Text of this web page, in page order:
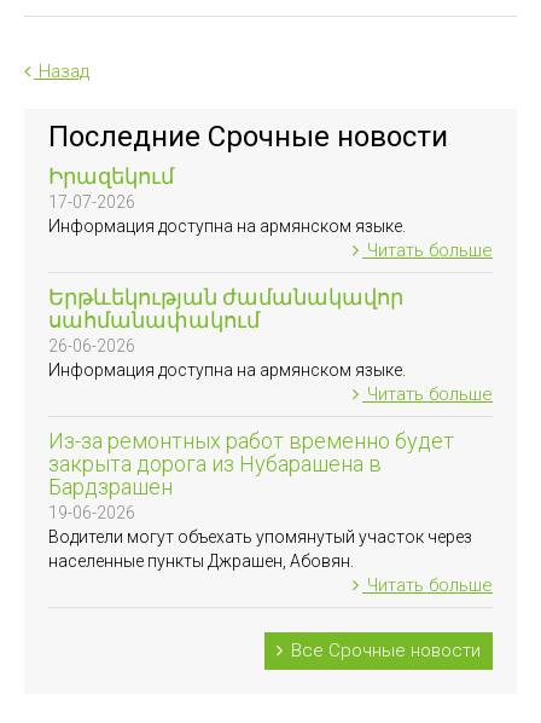
Назад
Последние Срочные новости
Իրազեկում
17-07-2026
Информация доступна на армянском языке.
Читать больше
Երթևեկության ժամանակավոր
սահմանափակում
26-06-2026
Информация доступна на армянском языке.
Читать больше
Из-за ремонтных работ временно будет
закрыта дорога из Нубарашена в
Бардзрашен
19-06-2026
Водители могут объехать упомянутый участок через
населенные пункты Джрашен, Абовян.
Читать больше
Все Срочные новости